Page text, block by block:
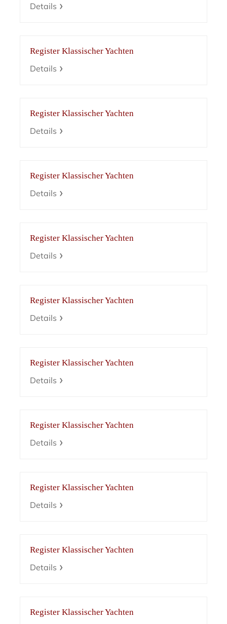
Details
Register Klassischer Yachten
Details
Register Klassischer Yachten
Details
Register Klassischer Yachten
Details
Register Klassischer Yachten
Details
Register Klassischer Yachten
Details
Register Klassischer Yachten
Details
Register Klassischer Yachten
Details
Register Klassischer Yachten
Details
Register Klassischer Yachten
Details
Register Klassischer Yachten